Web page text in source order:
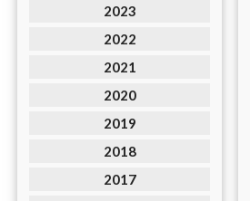
2023
2022
2021
2020
2019
2018
2017